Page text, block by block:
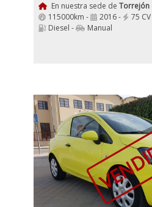
En nuestra sede de Torrejón
115000km -
2016 -
75 CV
Diesel -
Manual